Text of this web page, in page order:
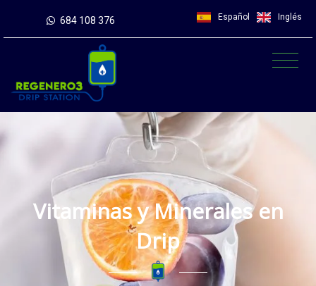
684 108 376 Español Inglés
Vitaminas y Minerales en
Drip